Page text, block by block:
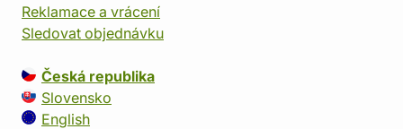
Reklamace a vrácení
Sledovat objednávku
Česká republika
Slovensko
English